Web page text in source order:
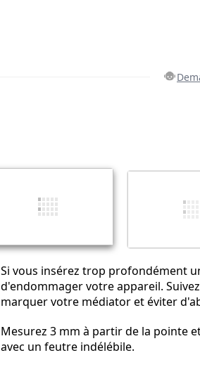
Si vous insérez trop profondément
d'endommager votre appareil.
marquer votre médiator et éviter
Mesurez 3 mm à partir de la pointe
avec un feutre indélébile.